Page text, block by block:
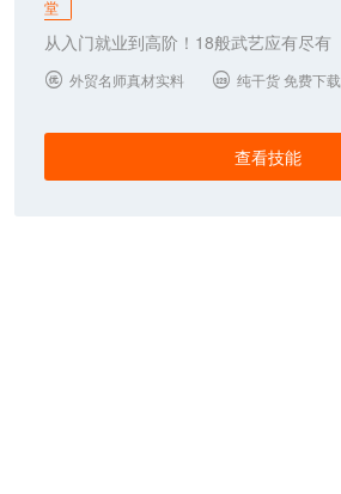
堂
从入门就业到高阶！18般武艺应有尽有
 外贸名师真材实料  纯干货 免费下载
查看技能